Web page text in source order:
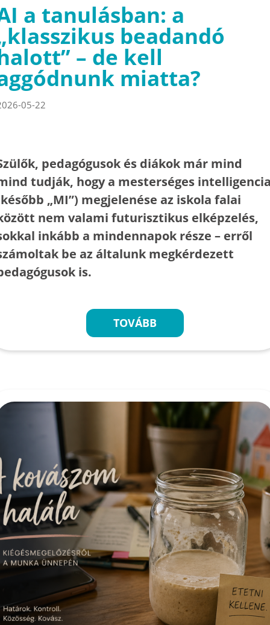
a tanulásban: a
beadandó
– de kell
miatta?
05-22
pedagógusok és diákok már mind
tudják, hogy a mesterséges
„MI”) megjelenése az iskola falai
nem valami futurisztikus elképzelés,
inkább a mindennapok része – erről
be az általunk megkérdezett
is.
TOVÁBB